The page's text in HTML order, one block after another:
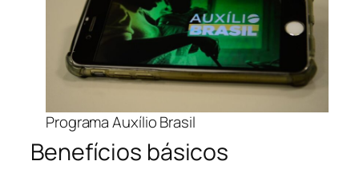
Programa Auxílio Brasil
Benefícios básicos